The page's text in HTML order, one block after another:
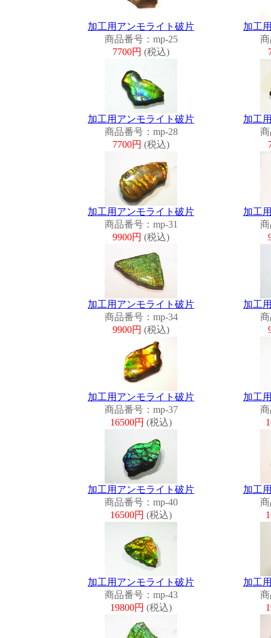
加工用アンモライト破片
商品番号：mp-25
7700円 (税込)
加工
加工用アンモライト破片
商品番号：mp-28
7700円 (税込)
加工
加工用アンモライト破片
商品番号：mp-31
9900円 (税込)
加工
加工用アンモライト破片
商品番号：mp-34
9900円 (税込)
加工
加工用アンモライト破片
商品番号：mp-37
16500円 (税込)
加工
加工用アンモライト破片
商品番号：mp-40
16500円 (税込)
加工
加工用アンモライト破片
商品番号：mp-43
19800円 (税込)
加工